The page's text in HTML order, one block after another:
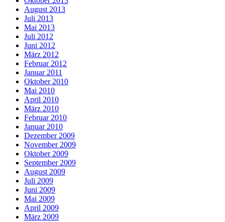
August 2013
Juli 2013
Mai 2013
Juli 2012
Juni 2012
März 2012
Februar 2012
Januar 2011
Oktober 2010
Mai 2010
April 2010
März 2010
Februar 2010
Januar 2010
Dezember 2009
November 2009
Oktober 2009
September 2009
August 2009
Juli 2009
Juni 2009
Mai 2009
April 2009
März 2009